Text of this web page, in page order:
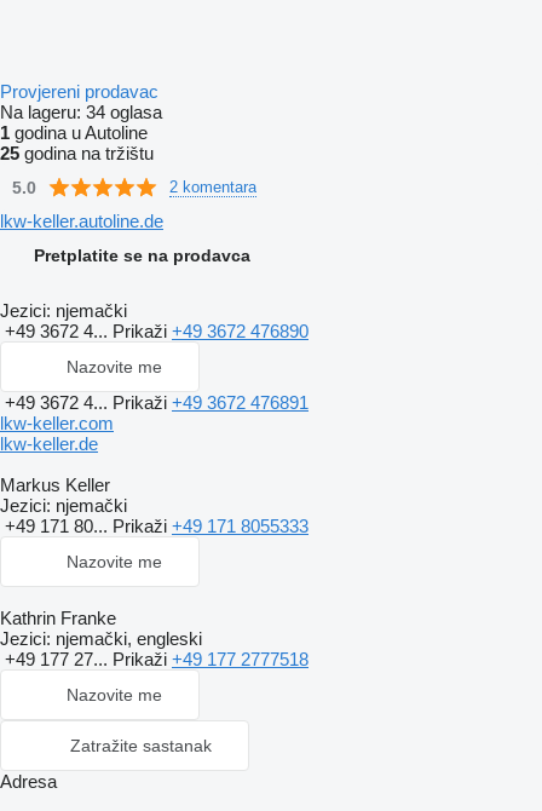
Provjereni prodavac
Na lageru: 34 oglasa
1 godina u Autoline
25 godina na tržištu
5.0 2 komentara
lkw-keller.autoline.de
Pretplatite se na prodavca
Jezici: njemački
+49 3672 4... Prikaži +49 3672 476890
Nazovite me
+49 3672 4... Prikaži +49 3672 476891
lkw-keller.com
lkw-keller.de
Markus Keller
Jezici: njemački
+49 171 80... Prikaži +49 171 8055333
Nazovite me
Kathrin Franke
Jezici: njemački, engleski
+49 177 27... Prikaži +49 177 2777518
Nazovite me
Zatražite sastanak
Adresa